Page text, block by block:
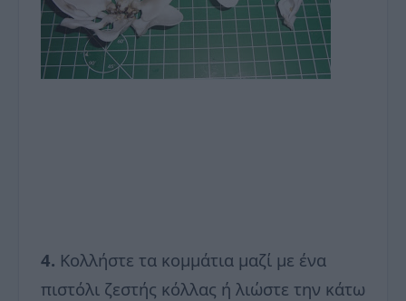
4. Κολλήστε τα κομμάτια μαζί με ένα
πιστόλι ζεστής κόλλας ή λιώστε την κάτω